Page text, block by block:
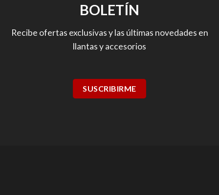
BOLETÍN
Recibe ofertas exclusivas y las últimas novedades en
llantas y accesorios
SUSCRIBIRME